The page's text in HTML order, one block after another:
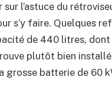
l’astuce du
s’y faire. Quelques
de 440 litres, dont
plutôt bien
batterie de 60